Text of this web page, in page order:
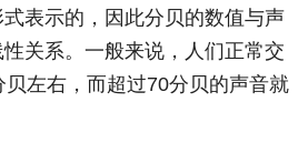
表示的，因此分贝的数值与声
关系。一般来说，人们正常交
左右，而超过70分贝的声音就